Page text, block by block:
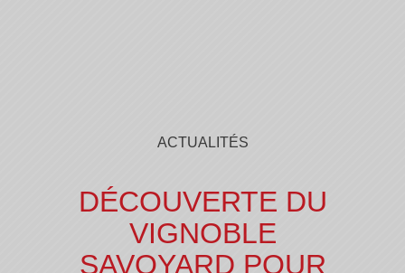
ACTUALITÉS
DÉCOUVERTE DU
VIGNOBLE
SAVOYARD POUR